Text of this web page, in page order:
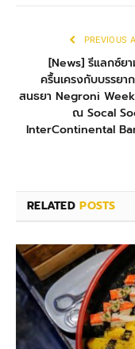
PREVIOUS
[News] รีแลกซ์ย
ครื้นเครงกับบรรยา
สนธยา Negroni
ณ Socal
InterContinental
RELATEDPOSTS